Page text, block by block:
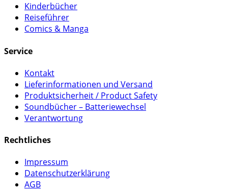
Kinderbücher
Reiseführer
Comics & Manga
Service
Kontakt
Lieferinformationen und Versand
Produktsicherheit / Product Safety
Soundbücher – Batteriewechsel
Verantwortung
Rechtliches
Impressum
Datenschutzerklärung
AGB